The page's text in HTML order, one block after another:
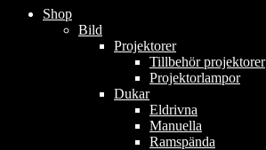
Shop
Bild
Projektorer
Tillbehör projektorer
Projektorlampor
Dukar
Eldrivna
Manuella
Ramspända